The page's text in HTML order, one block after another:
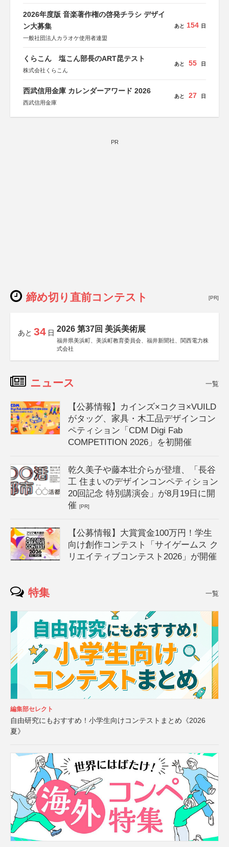
会、森林火災対策協会
2026年度版 音楽著作権の啓発チラシ デザイ
ン大募集
一般社団法人カラオケ使用者連盟
あと 154 日
くらこん 塩こん部長のART昆テスト
株式会社くらこん
あと 55 日
西武信用金庫 カレンダーアワード 2026
西武信用金庫
あと 27 日
PR
締め切り直前コンテスト [PR]
あと 34 日 2026 第37回 美浜美術展
福井県美浜町、美浜町教育委員会、福井新聞社、関西電力株
式会社
ニュース 一覧
【公募情報】カインズ×コクヨ×VUILD
がタッグ、家具・木工品デザインコン
ペティション「CDM Digi Fab
COMPETITION 2026」を初開催
乾久美子や藤本壮介らが登壇、「長谷
工 住まいのデザインコンペティション
20回記念 特別講演会」が8月19日に開
催[PR]
【公募情報】大賞賞金100万円！学生
向け創作コンテスト「サイゲームス ク
リエイティブコンテスト2026」が開催
特集 一覧
編集部セレクト
自由研究にもおすすめ！小学生向けコンテストまとめ《2026
夏》